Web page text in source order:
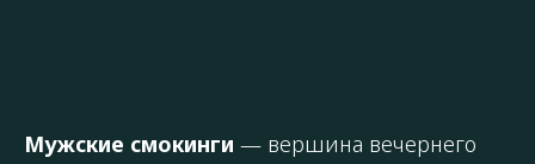
Мужские смокинги — вершина вечернего